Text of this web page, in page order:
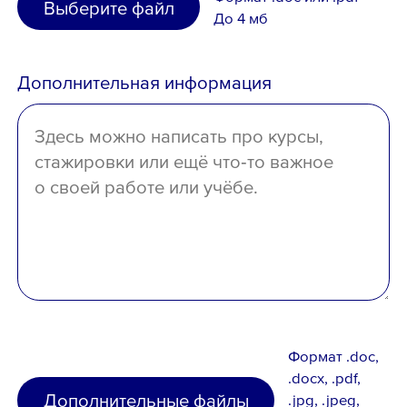
Иное
среднее специальное
отсутствует
Выберите файл
До 4 мб
Дополнительная информация
Дополнительные файлы
Формат .doc,
.docx, .pdf,
.jpg, .jpeg,